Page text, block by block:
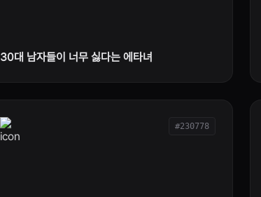
30대 남자들이 너무 싫다는 에타녀
#230778